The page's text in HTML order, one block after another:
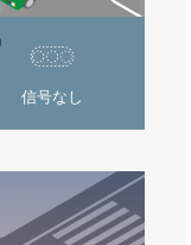
信号なし